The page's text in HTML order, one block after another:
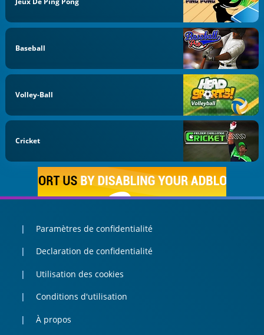
Baseball
Volley-Ball
Cricket
Paramètres de confidentialité
Declaration de confidentialité
Utilisation des cookies
Conditions d'utilisation
À propos